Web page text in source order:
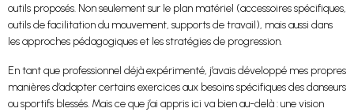
outils proposés. Non seulement sur le plan matériel (accessoires spécifiques,
outils de facilitation du mouvement, supports de travail), mais aussi dans
les approches pédagogiques et les stratégies de progression.
En tant que professionnel déjà expérimenté, j’avais développé mes propres
manières d’adapter certains exercices aux besoins spécifiques des danseurs
ou sportifs blessés. Mais ce que j’ai appris ici va bien au-delà : une vision